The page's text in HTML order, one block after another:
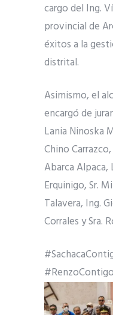
cargo del Ing.
provincial de
éxitos a la
distrital.
Asimismo, el
encargó de
Lania Ninoska
Chino
Abarca
Erquinigo, Sr.
Talavera, Ing.
Corrales y Sra.
#RenzoContigo